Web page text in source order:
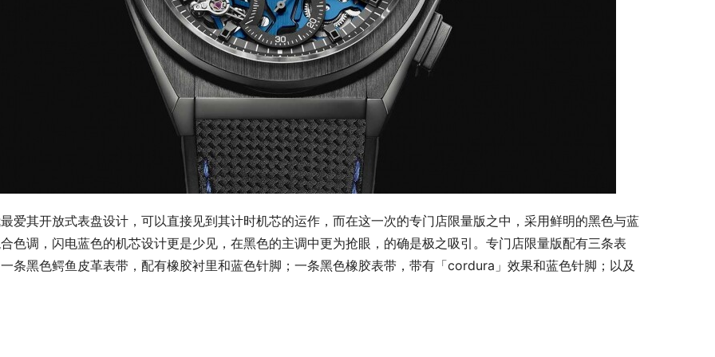
腕表不熟悉的人，如果介绍计时表，是必定要讲Zenith，是因为一向Zenith都是计时表的专家，早期的自动上链
Daytona，也是使用Zenith的El Primero 410Z机芯为基础去改造。而Zenith的DEFY El Primero 21，是市场罕见
产的百分之一秒计时的机械腕表，计时码表拥有每小时360,000次（50赫兹）的超卓振频，是其前身El Primero的
，实现1/100秒精确计时。将计时表的市场推向另一个领域！百分之一秒有多好厉害？不就是你玩G-Shock计时的
位数，却可以在机械腕表之上呈现的精准度，就算你不会时时刻刻需要如此精准的计时，但按动计时来把玩，却是
享受，1/100秒以每秒一圈的闪电速度扫过表圈，那一种速度感的视觉冲击，是另一种感官体验！